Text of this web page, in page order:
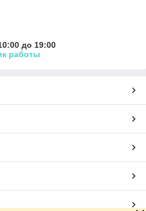
до 19:00
работы